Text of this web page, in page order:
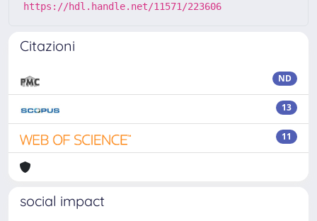
https://hdl.handle.net/11571/223606
Citazioni
ND
13
11
social impact